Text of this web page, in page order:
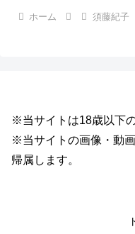
ホーム 須藤紀子
※当サイトは18歳以下
※当サイトの画像・動
帰属します。